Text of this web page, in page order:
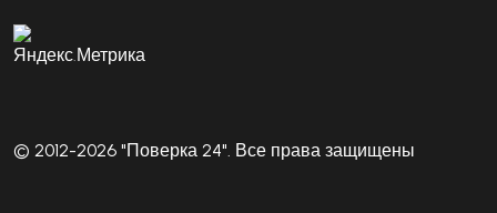
© 2012-2026 "Поверка 24". Все права защищены